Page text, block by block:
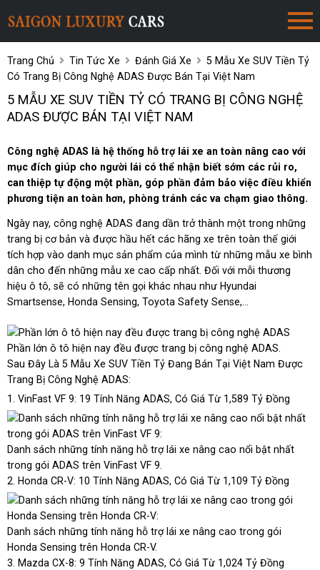
Trang Chủ Tin Tức Xe Đánh Giá Xe
5 Mẫu Xe SUV Tiền Tỷ
Có Trang Bị Công Nghệ ADAS Được Bán Tại Việt Nam
5 MẪU XE SUV TIỀN TỶ CÓ TRANG BỊ CÔNG NGHỆ
ADAS ĐƯỢC BÁN TẠI VIỆT NAM
Công nghệ ADAS là hệ thống hỗ trợ lái xe an toàn nâng cao với
mục đích giúp cho người lái có thể nhận biết sớm các rủi ro,
can thiệp tự động một phần, góp phần đảm bảo việc điều khiển
phương tiện an toàn hơn, phòng tránh các va chạm giao thông.
Ngày nay, công nghệ ADAS đang dần trở thành một trong những
trang bị cơ bản và được hầu hết các hãng xe trên toàn thế giới
tích hợp vào danh mục sản phẩm của mình từ những mẫu xe bình
dân cho đến những mẫu xe cao cấp nhất. Đối với mỗi thương
hiệu ô tô, sẽ có những tên gọi khác nhau như Hyundai
Smartsense, Honda Sensing, Toyota Safety Sense,...
Phần lớn ô tô hiện nay đều được trang bị công nghệ ADAS.
Sau Đây Là 5 Mẫu Xe SUV Tiền Tỷ Đang Bán Tại Việt Nam Được
Trang Bị Công Nghệ ADAS:
1. VinFast VF 9: 19 Tính Năng ADAS, Có Giá Từ 1,589 Tỷ Đồng
Danh sách những tính năng hỗ trợ lái xe nâng cao nổi bật nhất
trong gói ADAS trên VinFast VF 9.
2. Honda CR-V: 10 Tính Năng ADAS, Có Giá Từ 1,109 Tỷ Đồng
Danh sách những tính năng hỗ trợ lái xe nâng cao trong gói
Honda Sensing trên Honda CR-V.
3. Mazda CX-8: 9 Tính Năng ADAS, Có Giá Từ 1,024 Tỷ Đồng